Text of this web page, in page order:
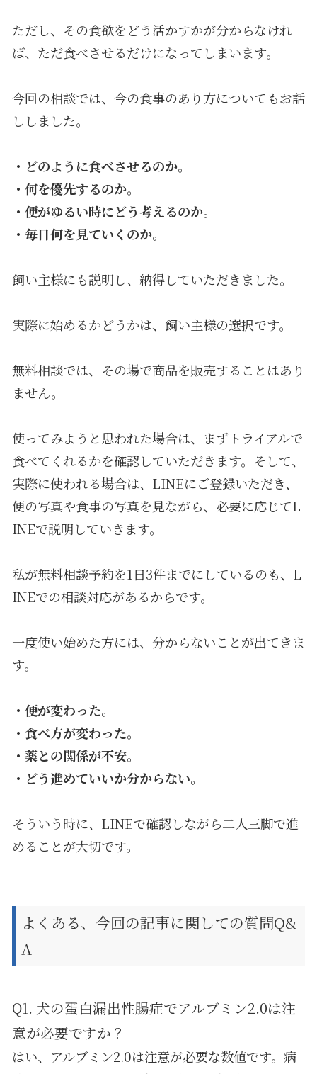
ただし、その食欲をどう活かすかが分からなけれ
ば、ただ食べさせるだけになってしまいます。
今回の相談では、今の食事のあり方についてもお話
ししました。
・どのように食べさせるのか。
・何を優先するのか。
・便がゆるい時にどう考えるのか。
・毎日何を見ていくのか。
飼い主様にも説明し、納得していただきました。
実際に始めるかどうかは、飼い主様の選択です。
無料相談では、その場で商品を販売することはあり
ません。
使ってみようと思われた場合は、まずトライアルで
食べてくれるかを確認していただきます。そして、
実際に使われる場合は、LINEにご登録いただき、
便の写真や食事の写真を見ながら、必要に応じてL
INEで説明していきます。
私が無料相談予約を1日3件までにしているのも、L
INEでの相談対応があるからです。
一度使い始めた方には、分からないことが出てきま
す。
・便が変わった。
・食べ方が変わった。
・薬との関係が不安。
・どう進めていいか分からない。
そういう時に、LINEで確認しながら二人三脚で進
めることが大切です。
よくある、今回の記事に関しての質問Q&
A
Q1. 犬の蛋白漏出性腸症でアルブミン2.0は注
意が必要ですか？
はい、アルブミン2.0は注意が必要な数値です。病